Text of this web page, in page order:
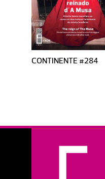
CONTINENTE #284